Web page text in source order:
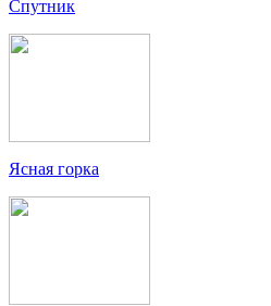
Спутник
Ясная горка